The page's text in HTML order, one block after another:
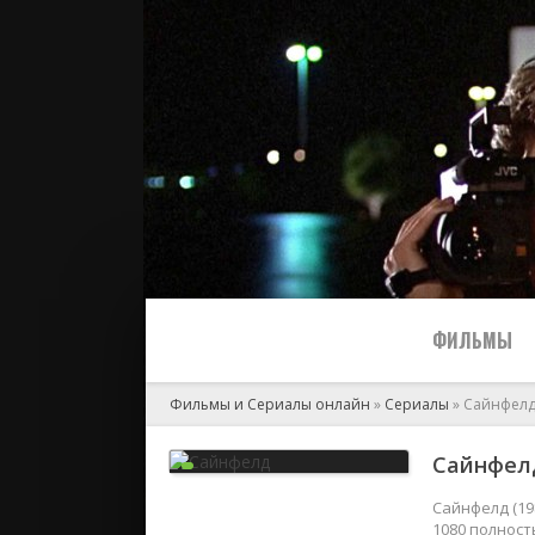
ФИЛЬМЫ
2024
Фильмы и Сериалы онлайн » Сериалы » Сайнфелд
Сайнфелд
1080